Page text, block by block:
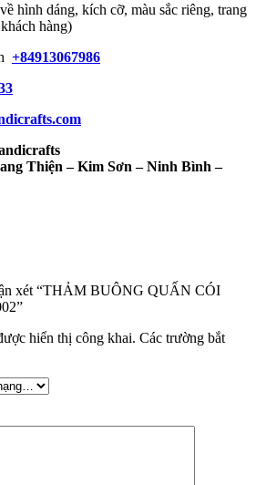
hình dáng, kích cỡ, màu sắc riêng, trang
hàng)
+84913067986
Thiện – Kim Sơn – Ninh Bình –
xét “THẢM BUÔNG QUẤN CÓI
hiển thị công khai. Các trường bắt